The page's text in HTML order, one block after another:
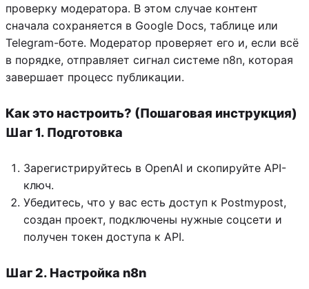
проверку модератора. В этом случае контент
сначала сохраняется в Google Docs, таблице или
Telegram-боте. Модератор проверяет его и, если всё
в порядке, отправляет сигнал системе n8n, которая
завершает процесс публикации.
Как это настроить? (Пошаговая инструкция)
Шаг 1. Подготовка
Зарегистрируйтесь в OpenAI и скопируйте API-
ключ.
Убедитесь, что у вас есть доступ к Postmypost,
создан проект, подключены нужные соцсети и
получен токен доступа к API.
Шаг 2. Настройка n8n